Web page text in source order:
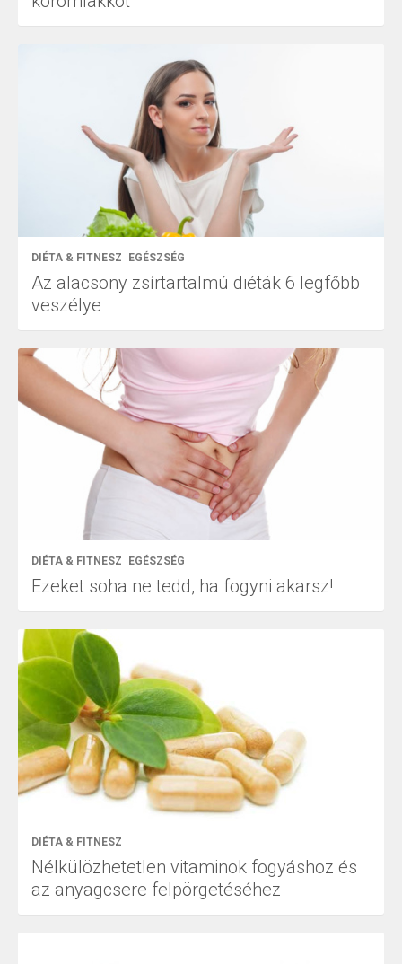
DIÉTA & FITNESZ EGÉSZSÉG
Az alacsony zsírtartalmú diéták 6 legfőbb
veszélye
DIÉTA & FITNESZ EGÉSZSÉG
Ezeket soha ne tedd, ha fogyni akarsz!
DIÉTA & FITNESZ
Nélkülözhetetlen vitaminok fogyáshoz és
az anyagcsere felpörgetéséhez